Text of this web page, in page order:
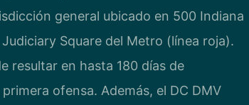
general ubicado en 500 Indiana
Square del Metro (línea roja).
resultar en hasta 180 días de
ofensa. Además, el DC DMV